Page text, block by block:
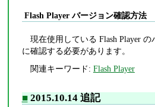
Flash Player バージョン確認方法
現在使用している Flash Player の
に確認する必要があります。
関連キーワード: Flash Player
■2015.10.14 追記